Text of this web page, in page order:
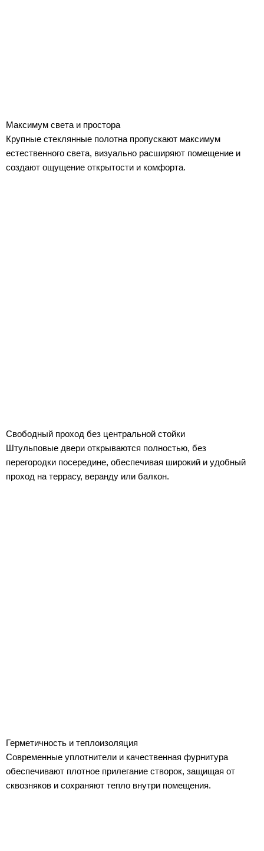
Максимум света и простора
Крупные стеклянные полотна пропускают максимум
естественного света, визуально расширяют помещение и
создают ощущение открытости и комфорта.
Свободный проход без центральной стойки
Штульповые двери открываются полностью, без
перегородки посередине, обеспечивая широкий и удобный
проход на террасу, веранду или балкон.
Герметичность и теплоизоляция
Современные уплотнители и качественная фурнитура
обеспечивают плотное прилегание створок, защищая от
сквозняков и сохраняют тепло внутри помещения.